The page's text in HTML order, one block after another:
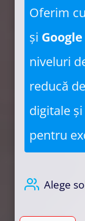
Oferim
și
niveluri
reducă
digitale
pentru
Alege